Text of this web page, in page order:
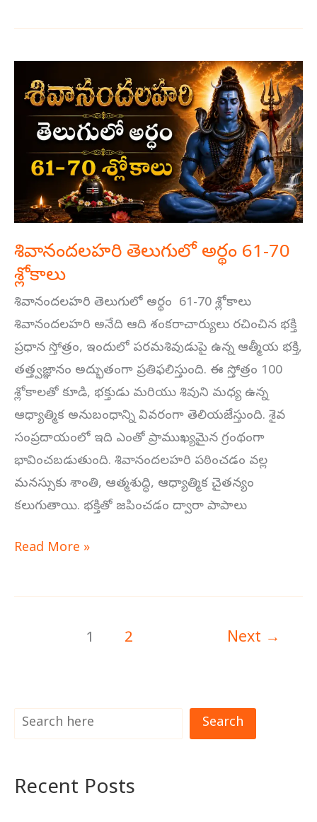
శివానందలహరి తెలుగులో అర్థం 61-70
శ్లోకాలు
శివానందలహరి తెలుగులో అర్థం 61-70 శ్లోకాలు
శివానందలహరి అనేది ఆది శంకరాచార్యులు రచించిన భక్తి
ప్రధాన స్తోత్రం, ఇందులో పరమశివుడుపై ఉన్న ఆత్మీయ భక్తి,
తత్త్వజ్ఞానం అద్భుతంగా ప్రతిఫలిస్తుంది. ఈ స్తోత్రం 100
శ్లోకాలతో కూడి, భక్తుడు మరియు శివుని మధ్య ఉన్న
ఆధ్యాత్మిక అనుబంధాన్ని వివరంగా తెలియజేస్తుంది. శైవ
సంప్రదాయంలో ఇది ఎంతో ప్రాముఖ్యమైన గ్రంథంగా
భావించబడుతుంది. శివానందలహరి పఠించడం వల్ల
మనస్సుకు శాంతి, ఆత్మశుద్ధి, ఆధ్యాత్మిక చైతన్యం
కలుగుతాయి. భక్తితో జపించడం ద్వారా పాపాలు
తెలుగులో
అర్థం
Read More »
1 2 Next →
Search
Recent Posts